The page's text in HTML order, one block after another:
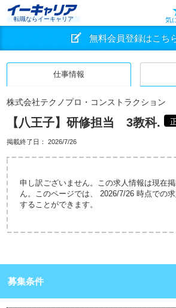
転職ならイーキャリア 気
無料会員登録はこち
仕事情報
株式会社テクノプロ・コンストラクション
【八王子】研修担当 3教科.
掲載終了日： 2026/7/26
申し訳ございません。この求人情報は現在
ん。このページでは、 2026/7/26 時点での
することができます。
募集条件